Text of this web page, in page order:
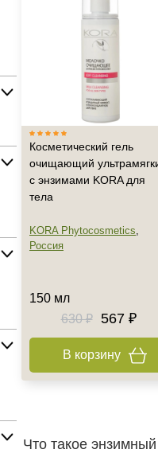
Косметический гель
очищающий
с энзимами KORA для
тела
KORA Phytocosmetics,
Россия
150 мл
630 ₽
567 ₽
В корзину
Что такое энзимный